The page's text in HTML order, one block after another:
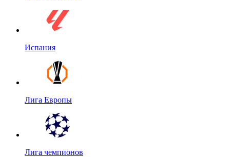
Испания
Лига Европы
Лига чемпионов